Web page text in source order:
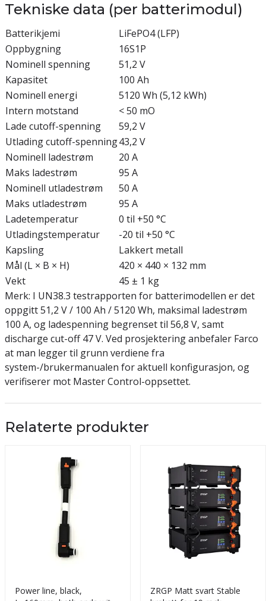
Tekniske data (per batterimodul)
Batterikjemi
LiFePO4 (LFP)
Oppbygning
16S1P
Nominell spenning
51,2 V
Kapasitet
100 Ah
Nominell energi
5120 Wh (5,12 kWh)
Intern motstand
< 50 mO
Lade cutoff-spenning
59,2 V
Utlading cutoff-spenning43,2 V
Nominell ladestrøm
20 A
Maks ladestrøm
95 A
Nominell utladestrøm
50 A
Maks utladestrøm
95 A
Ladetemperatur
0 til +50 °C
Utladingstemperatur
-20 til +50 °C
Kapsling
Lakkert metall
Mål (L × B × H)
420 × 440 × 132 mm
Vekt
45 ± 1 kg
Merk: I UN38.3 testrapporten for batterimodellen er det
oppgitt 51,2 V / 100 Ah / 5120 Wh, maksimal ladestrøm
100 A, og ladespenning begrenset til 56,8 V, samt
discharge cut-off 47 V. Ved prosjektering anbefaler Farco
at man legger til grunn verdiene fra
system-/brukermanualen for aktuell konfigurasjon, og
verifiserer mot Master Control-oppsettet.
Relaterte produkter
Power line, black,
ZRGP Matt svart Stable